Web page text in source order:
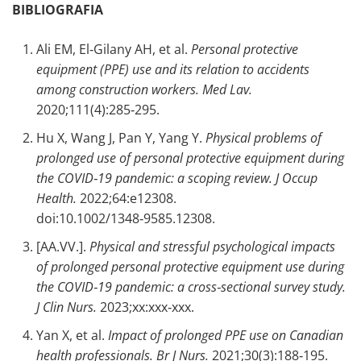
BIBLIOGRAFIA
Ali EM, El‑Gilany AH, et al. Personal protective
equipment (PPE) use and its relation to accidents
among construction workers. Med Lav.
2020;111(4):285‑295.
Hu X, Wang J, Pan Y, Yang Y. Physical problems of
prolonged use of personal protective equipment during
the COVID‑19 pandemic: a scoping review. J Occup
Health. 2022;64:e12308.
doi:10.1002/1348‑9585.12308.
[AA.VV.]. Physical and stressful psychological impacts
of prolonged personal protective equipment use during
the COVID‑19 pandemic: a cross‑sectional survey study.
J Clin Nurs. 2023;xx:xxx‑xxx.
Yan X, et al. Impact of prolonged PPE use on Canadian
health professionals. Br J Nurs. 2021;30(3):188‑195.